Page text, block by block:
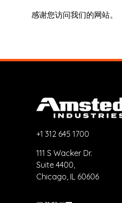
感谢您访问我们的网站。
+1 312 645 1700
111 S Wacker Dr.
Suite 4400,
Chicago, IL 60606